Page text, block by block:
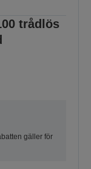
trådlös
gäller för